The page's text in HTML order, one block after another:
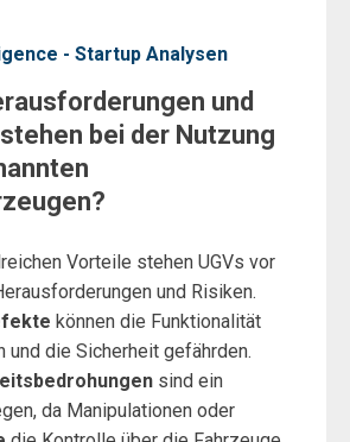
und
bei der Nutzung
Vorteile stehen UGVs vor
und Risiken.
können die Funktionalität
und die Sicherheit gefährden.
sind ein
da Manipulationen oder